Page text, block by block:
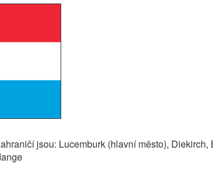
jsou: Lucemburk (hlavní město), Diekirch,